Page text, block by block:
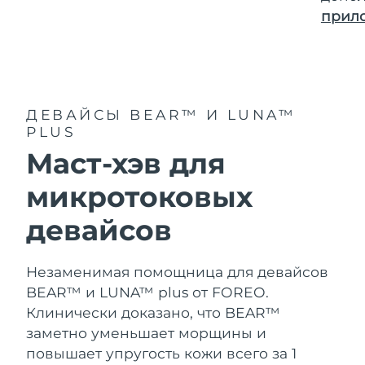
ДЕВАЙСЫ BEAR™ И LUNA™
PLUS
Маст-хэв для
микротоковых
девайсов
Незаменимая помощница для девайсов
BEAR™ и LUNA™ plus от FOREO.
Клинически доказано, что BEAR™
заметно уменьшает морщины и
повышает упругость кожи всего за 1
8/9/26
Республика
Республика Корея
Испания
Ожидаемая дата доставки
Швейцария
Ожидаемая дата доставки
Тайвань
Ожидаемая дата доставки